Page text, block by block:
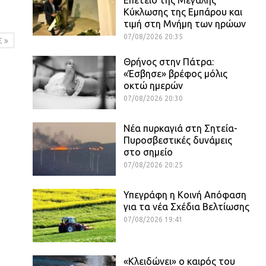
Κύκλωσης της Εμπάρου και
τιμή στη Μνήμη των ηρώων
07/08/2026 20:35
Θρήνος στην Πάτρα:
«Έσβησε» βρέφος μόλις
οκτώ ημερών
07/08/2026 20:30
Νέα πυρκαγιά στη Σητεία-
Πυροσβεστικές δυνάμεις
στο σημείο
07/08/2026 20:25
Υπεγράφη η Κοινή Απόφαση
για τα νέα Σχέδια Βελτίωσης
07/08/2026 19:41
«Κλειδώνει» ο καιρός του